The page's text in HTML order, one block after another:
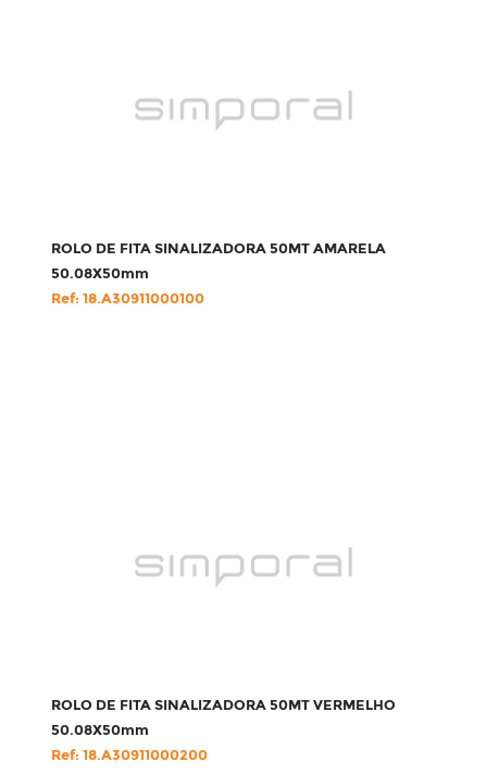
ROLO DE FITA SINALIZADORA 50MT AMARELA
50.08X50mm
Ref: 18.A30911000100
ROLO DE FITA SINALIZADORA 50MT VERMELHO
50.08X50mm
Ref: 18.A30911000200